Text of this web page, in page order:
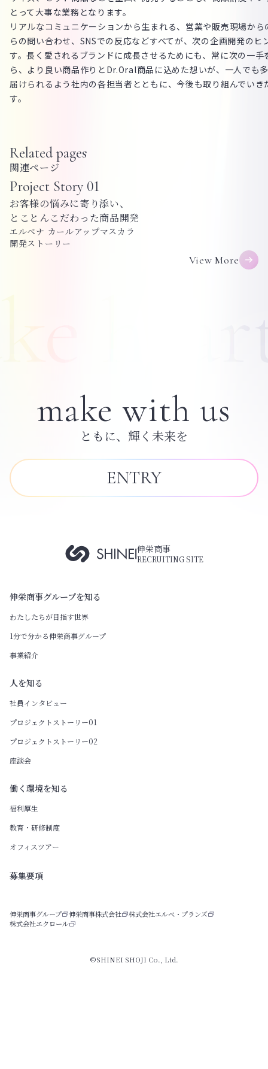
とって大事な業務となります。
リアルなコミュニケーションから生まれる、営業や販売現場か
らの問い合わせ、SNSでの反応などすべてが、次の企画開発のヒ
す。長く愛されるブランドに成長させるためにも、常に次の一手
ら、より良い商品作りとDr.Oral商品に込めた想いが、一人でも
届けられるよう社内の各担当者とともに、今後も取り組んでいき
す。
Related pages
関連ページ
Project Story 01
お客様の悩みに寄り添い、
とことんこだわった商品開発
エルベナ カールアップマスカラ
開発ストーリー
View More
make with us
ともに、輝く未来を
ENTRY
伸栄商事
RECRUITING SITE
伸栄商事グループを知る
わたしたちが目指す世界
1分で分かる伸栄商事グループ
事業紹介
人を知る
社員インタビュー
プロジェクトストーリー01
プロジェクトストーリー02
座談会
働く環境を知る
福利厚生
教育・研修制度
オフィスツアー
募集要項
伸栄商事グループ 伸栄商事株式会社
株式会社エルベ・プランズ
株式会社エクロール
©SHINEI SHOJI Co., Ltd.